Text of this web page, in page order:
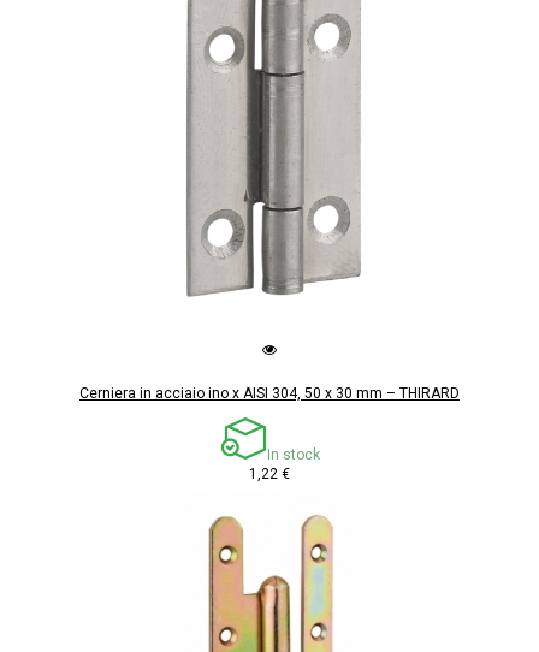
Cerniera in acciaio ino x AISI 304, 50 x 30 mm – THIRARD
In stock
1,22 €